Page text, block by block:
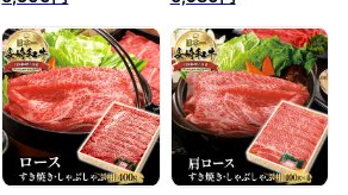
ース すき焼き用 し
ゃぶしゃぶ用 長崎県
産 肉 国産 霜降り す
き焼き肉 すきやき肉
すき焼肉 お祝い ギ
フト 贈り物 贈答用
九州産 牛肉
県産 高級肉 国産 霜
降り すき焼き肉 す
きやき肉 すき焼肉
プレゼント お祝い
ギフト 贈り物 贈答
用 送料無料 九州産
牛肉